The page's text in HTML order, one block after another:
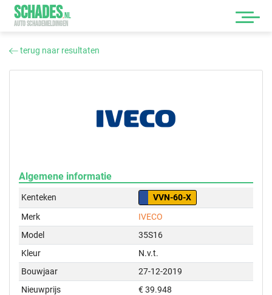
SCHADES.NL
AUTO SCHADEMELDINGEN
terug naar resultaten
Algemene informatie
Kenteken
VVN-60-X
Merk
IVECO
Model
35S16
Kleur
N.v.t.
Bouwjaar
27-12-2019
Nieuwprijs
€ 39.948